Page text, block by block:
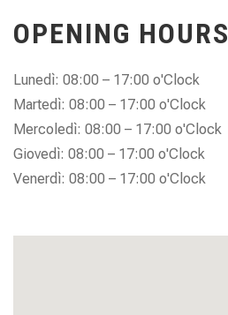
OPENING HOURS
Lunedì: 08:00 – 17:00 o'Clock
Martedì: 08:00 – 17:00 o'Clock
Mercoledì: 08:00 – 17:00 o'Clock
Giovedì: 08:00 – 17:00 o'Clock
Venerdì: 08:00 – 17:00 o'Clock